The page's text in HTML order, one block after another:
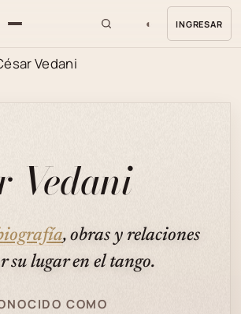
◐ INGRESAR
Vedani
Vedani
, obras y relaciones
su lugar en el tango.
COMO